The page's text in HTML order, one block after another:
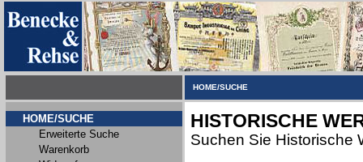
HOME/SUCHE
HOME/SUCHE
Erweiterte Suche
Warenkorb
HISTORISCHE
Suchen Sie Historische